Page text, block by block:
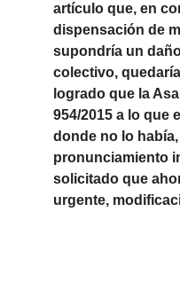
artículo que, en
dispensación de
supondría un
colectivo,
logrado que la
954/2015 a lo que
donde no lo
pronunciamiento
solicitado que
urgente,